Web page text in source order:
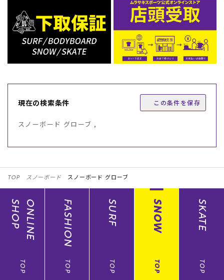
現在の検索条件 この条件を保存
スノーボード グローブ ,
TOP スノーボード スノーボード グローブ
ONLINE
SHOP
TOP
FASHION
TOP
SURF
TOP
SNOW
TOP
SKATE
TOP